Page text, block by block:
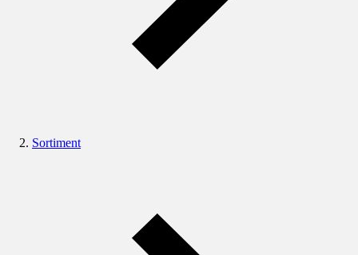
Sortiment